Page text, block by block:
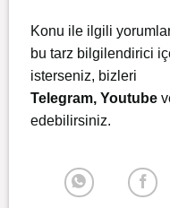
Konu ile ilgili
bu tarz bilgilendirici
isterseniz, bizleri
Telegram, Youtube
edebilirsiniz.